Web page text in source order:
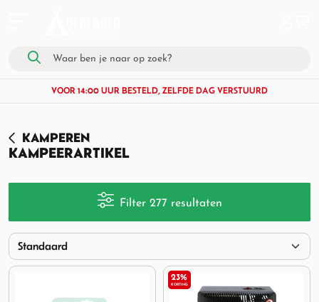
VOOR 14:00 UUR BESTELD, ZELFDE DAG VERSTUURD
KAMPEERARTIKEL
KAMPEREN
Filter 277 resultaten
23%
KORTING